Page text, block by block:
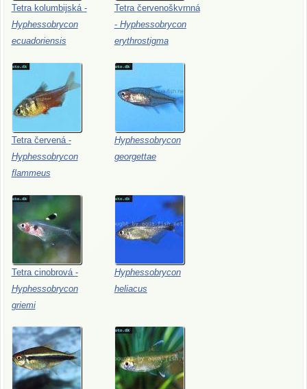
Tetra kolumbijská -
Hyphessobrycon
ecuadoriensis
Tetra červenoškvrnná
- Hyphessobrycon
erythrostigma
Tetra červená -
Hyphessobrycon
flammeus
Hyphessobrycon
georgettae
Tetra cinobrová -
Hyphessobrycon
griemi
Hyphessobrycon
heliacus